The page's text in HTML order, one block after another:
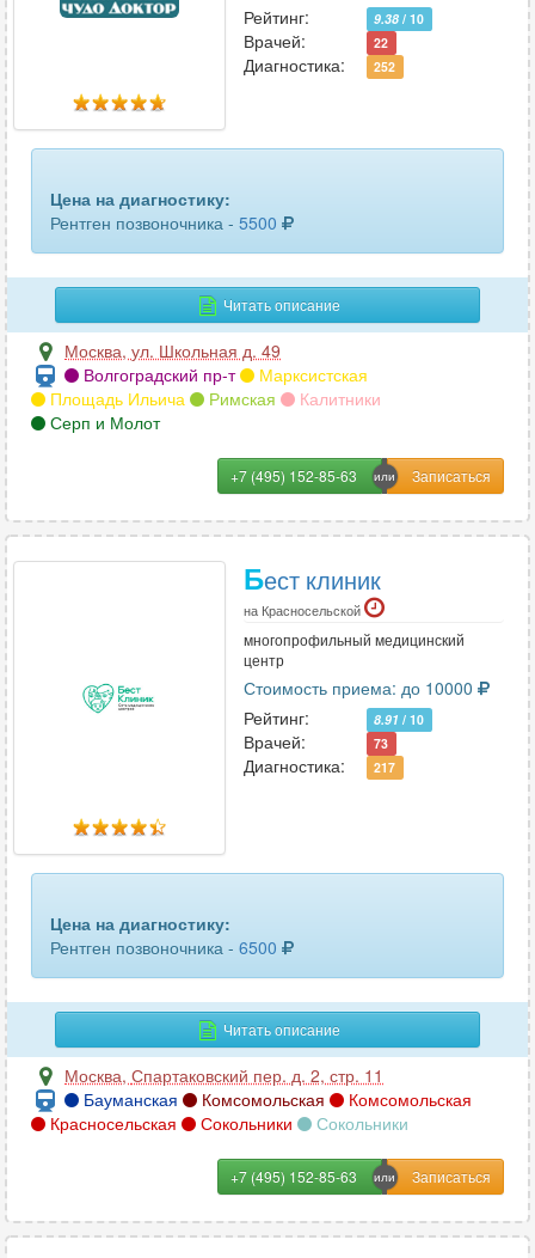
Рейтинг:
9.38 / 10
Врачей: 22
Диагностика: 252
Цена на диагностику:
Рентген позвоночника - 5500
Читать описание
Москва, ул. Школьная д. 49
Волгоградский пр-т
Марксистская
Площадь Ильича
Римская
Калитники
Серп и Молот
+7 (495) 152-85-63
Бест клиник
на Красносельской
многопрофильный медицинский
центр
Стоимость приема: до 10000
Рейтинг:
8.91 / 10
Врачей: 73
Диагностика: 217
Цена на диагностику:
Рентген позвоночника - 6500
Читать описание
Москва, Спартаковский пер. д. 2, стр. 11
Бауманская
Комсомольская
Комсомольская
Красносельская
Сокольники Сокольники
+7 (495) 152-85-63